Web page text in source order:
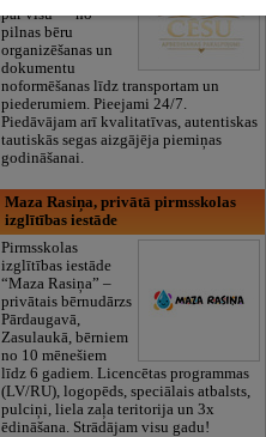
par visu — no
pilnas bēru
organizēšanas un
dokumentu
noformēšanas līdz transportam un
piederumiem. Pieejami 24/7.
Piedāvājam arī kvalitatīvas, autentiskas
tautiskās segas aizgājēja piemiņas
godināšanai.
Maza Rasiņa, privātā pirmsskolas
izglītības iestāde
Pirmsskolas
izglītības iestāde
“Maza Rasiņa” –
privātais bērnudārzs
Pārdaugavā,
Zasulaukā, bērniem
no 10 mēnešiem
līdz 6 gadiem. Licencētas programmas
(LV/RU), logopēds, speciālais atbalsts,
pulciņi, liela zaļa teritorija un 3x
ēdināšana. Strādājam visu gadu!